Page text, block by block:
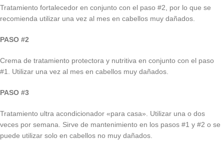
Tratamiento fortalecedor en conjunto con el paso #2, por lo que se
recomienda utilizar una vez al mes en cabellos muy dañados.
PASO #2
Crema de tratamiento protectora y nutritiva en conjunto con el paso
#1. Utilizar una vez al mes en cabellos muy dañados.
PASO #3
Tratamiento ultra acondicionador «para casa». Utilizar una o dos
veces por semana. Sirve de mantenimiento en los pasos #1 y #2 o se
puede utilizar solo en cabellos no muy dañados.